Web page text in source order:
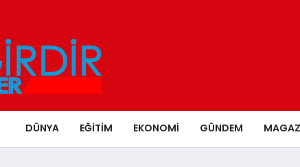
DÜNYA EĞITIM EKONOMI GÜNDEM